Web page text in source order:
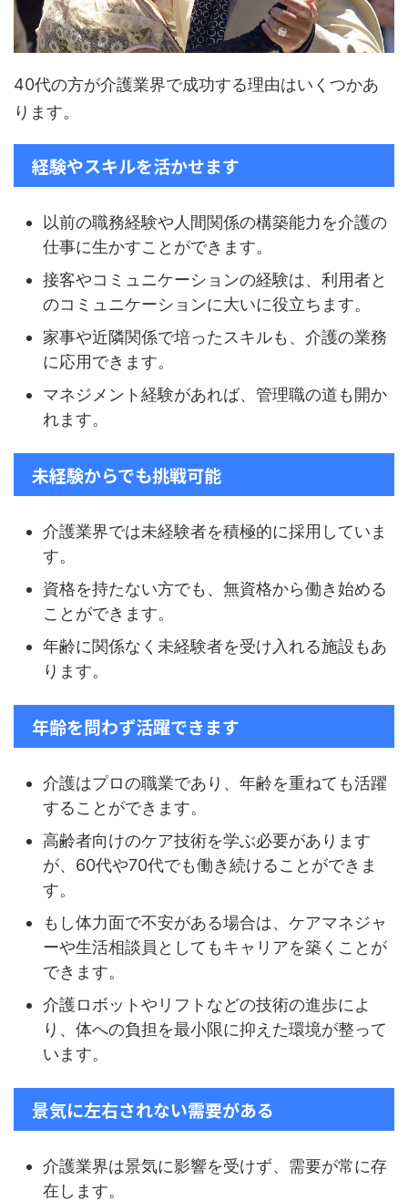
40代の方が介護業界で成功する理由はいくつかあ
ります。
経験やスキルを活かせます
以前の職務経験や人間関係の構築能力を介護の
仕事に生かすことができます。
接客やコミュニケーションの経験は、利用者と
のコミュニケーションに大いに役立ちます。
家事や近隣関係で培ったスキルも、介護の業務
に応用できます。
マネジメント経験があれば、管理職の道も開か
れます。
未経験からでも挑戦可能
介護業界では未経験者を積極的に採用していま
す。
資格を持たない方でも、無資格から働き始める
ことができます。
年齢に関係なく未経験者を受け入れる施設もあ
ります。
年齢を問わず活躍できます
介護はプロの職業であり、年齢を重ねても活躍
することができます。
高齢者向けのケア技術を学ぶ必要があります
が、60代や70代でも働き続けることができま
す。
もし体力面で不安がある場合は、ケアマネジャ
ーや生活相談員としてもキャリアを築くことが
できます。
介護ロボットやリフトなどの技術の進歩によ
り、体への負担を最小限に抑えた環境が整って
います。
景気に左右されない需要がある
介護業界は景気に影響を受けず、需要が常に存
在します。